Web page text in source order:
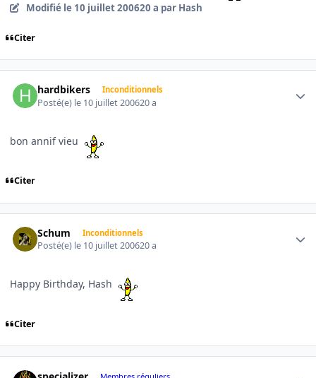
Modifié le 10 juillet 200620 a par Hash
Citer
hardbikers Inconditionnels
Posté(e) le 10 juillet 200620 a
bon annif vieu
Citer
Schum Inconditionnels
Posté(e) le 10 juillet 200620 a
Happy Birthday, Hash
Citer